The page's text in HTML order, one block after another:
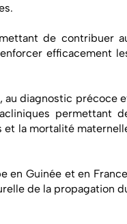
de contribuer
efficacement
au diagnostic précoce
permettant
et la mortalité
en Guinée et en
de la propagation